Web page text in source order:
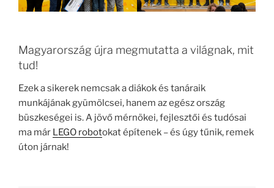
Magyarország újra megmutatta a világnak, mit
tud!
Ezek a sikerek nemcsak a diákok és tanáraik
munkájának gyümölcsei, hanem az egész ország
büszkeségei is. A jövő mérnökei, fejlesztői és tudósai
ma már LEGO robotokat építenek – és úgy tűnik, remek
úton járnak!